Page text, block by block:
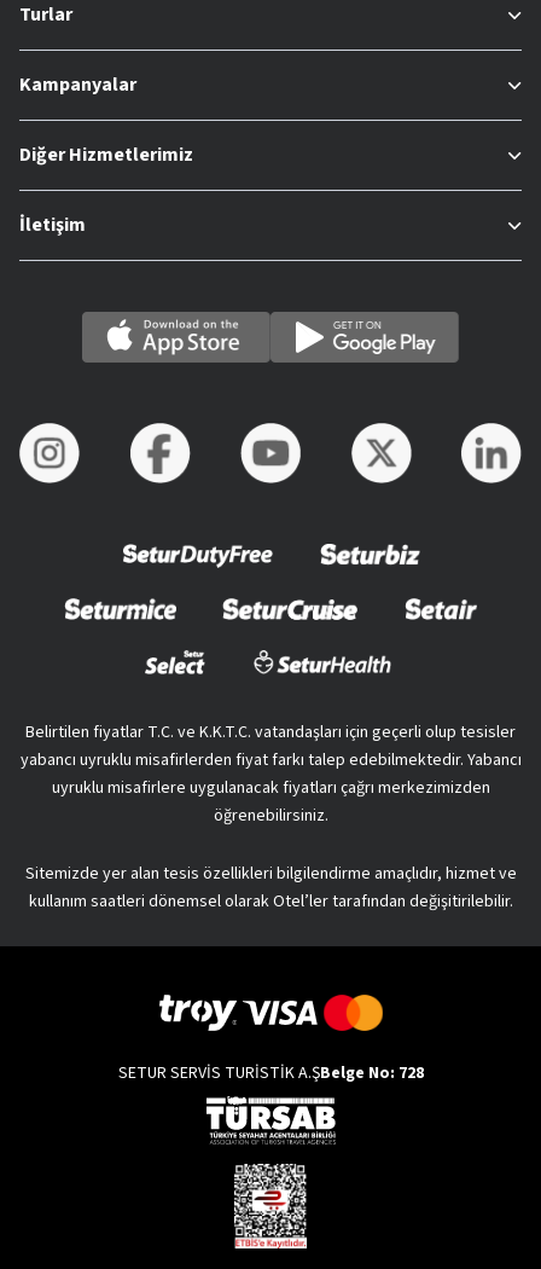
Turlar
Kampanyalar
Diğer Hizmetlerimiz
İletişim
Belirtilen fiyatlar T.C. ve K.K.T.C. vatandaşları için geçerli olup tesisler
yabancı uyruklu misafirlerden fiyat farkı talep edebilmektedir. Yabancı
uyruklu misafirlere uygulanacak fiyatları çağrı merkezimizden
öğrenebilirsiniz.
Sitemizde yer alan tesis özellikleri bilgilendirme amaçlıdır, hizmet ve
kullanım saatleri dönemsel olarak Otel’ler tarafından değişitirilebilir.
SETUR SERVİS TURİSTİK A.ŞBelge No: 728